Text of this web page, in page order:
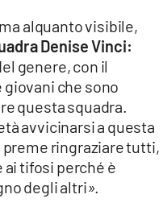
alquanto visibile,
Denise Vinci:
genere, con il
che sono
questa squadra.
avvicinarsi a questa
preme ringraziare tutti,
tifosi perché è
degli altri»